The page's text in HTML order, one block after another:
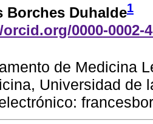
Borches Duhalde1
0000-0002-
de Medicina
Universidad de